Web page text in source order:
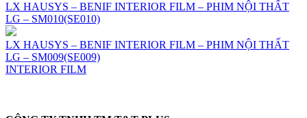
LX HAUSYS – BENIF INTERIOR FILM – PHIM NỘI THẤT
LG – SM010(SE010)
LX HAUSYS – BENIF INTERIOR FILM – PHIM NỘI THẤT
LG – SM009(SE009)
INTERIOR FILM